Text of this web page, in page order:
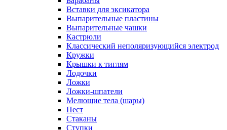
Вставки для эксикатора
Выпарительные пластины
Выпарительные чашки
Кастрюли
Классический неполяризующийся электрод
Кружки
Крышки к тиглям
Лодочки
Ложки
Ложки-шпатели
Мелющие тела (шары)
Пест
Стаканы
Ступки